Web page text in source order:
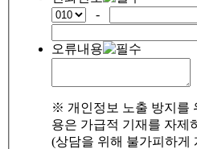
-
오류내용
※ 개인정보 노출 방지를
용은 가급적 기재를 자제
(상담을 위해 불가피하게